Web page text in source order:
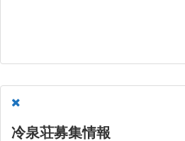
冷泉荘募集情報